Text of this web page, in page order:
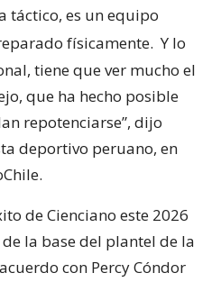
táctico, es un equipo
físicamente. Y lo
tiene que ver mucho el
que ha hecho posible
repotenciarse”, dijo
deportivo peruano, en
de Cienciano este 2026
la base del plantel de la
con Percy Cóndor